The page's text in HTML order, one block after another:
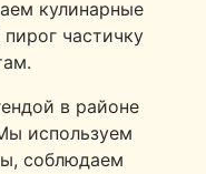
кулинарные
частичку
в районе
используем
соблюдаем